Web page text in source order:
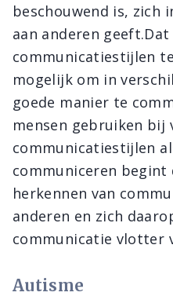
beschouwend is, zich
aan anderen
communicatiestijlen
mogelijk om in
goede manier te
mensen gebruiken bij
communicatiestijlen
communiceren begint
herkennen van
anderen en zich
communicatie vlotter
Autisme